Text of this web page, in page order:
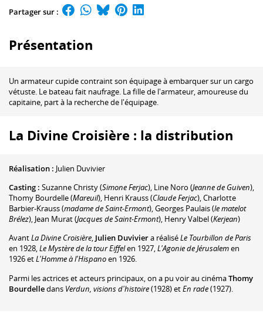
Partager sur :
Présentation
Un armateur cupide contraint son équipage à embarquer sur un cargo
vétuste. Le bateau fait naufrage. La fille de l'armateur, amoureuse du
capitaine, part à la recherche de l'équipage.
La Divine Croisière : la distribution
Réalisation : Julien Duvivier
Casting : Suzanne Christy(Simone Ferjac), Line Noro (Jeanne de Guiven),
Thomy Bourdelle(Mareuil), Henri Krauss(Claude Ferjac),Charlotte
Barbier-Krauss(madame de Saint-Ermont),Georges Paulais(le matelot
Brélez), Jean Murat(Jacques de Saint-Ermont), Henry Valbel(Kerjean)
AvantLa Divine Croisière, Julien Duviviera réaliséLe Tourbillon de Paris
en 1928,Le Mystère de la tour Eiffelen 1927,L'Agonie de Jérusalemen
1926 etL'Homme à l'Hispanoen 1926.
Parmi les actrices et acteurs principaux, on a pu voir au cinémaThomy
Bourdelledans Verdun, visions d'histoire(1928) etEn rade(1927).